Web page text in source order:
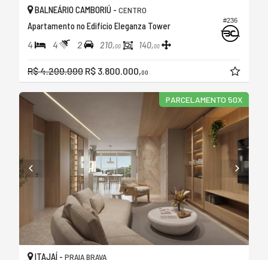
#236
BALNEÁRIO CAMBORIÚ - CENTRO
Apartamento no Edifício Eleganza Tower
4 4 2 210,00 140,00
R$ 4.200.000 R$ 3.800.000,00
PARCELAMENTO 50X
ITAJAÍ - PRAIA BRAVA